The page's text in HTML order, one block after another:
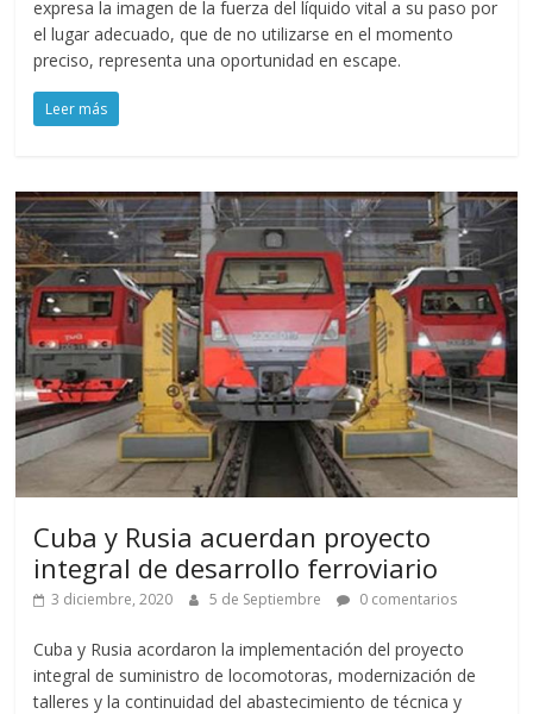
expresa la imagen de la fuerza del líquido vital a su paso por
el lugar adecuado, que de no utilizarse en el momento
preciso, representa una oportunidad en escape.
Leer más
Cuba y Rusia acuerdan proyecto
integral de desarrollo ferroviario
3 diciembre, 2020 5 de Septiembre 0 comentarios
Cuba y Rusia acordaron la implementación del proyecto
integral de suministro de locomotoras, modernización de
talleres y la continuidad del abastecimiento de técnica y